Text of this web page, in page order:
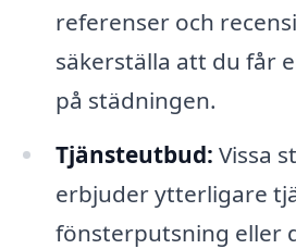
referenser och
säkerställa att du får
på städningen.
Tjänsteutbud: Vissa
erbjuder ytterligare
fönsterputsning eller